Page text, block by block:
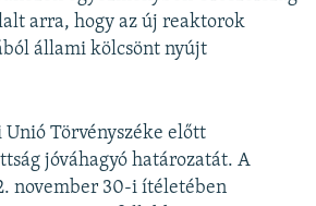
arra, hogy az új reaktorok
állami kölcsönt nyújt
Törvényszéke előtt
jóváhagyó határozatát. A
november 30-i ítéletében